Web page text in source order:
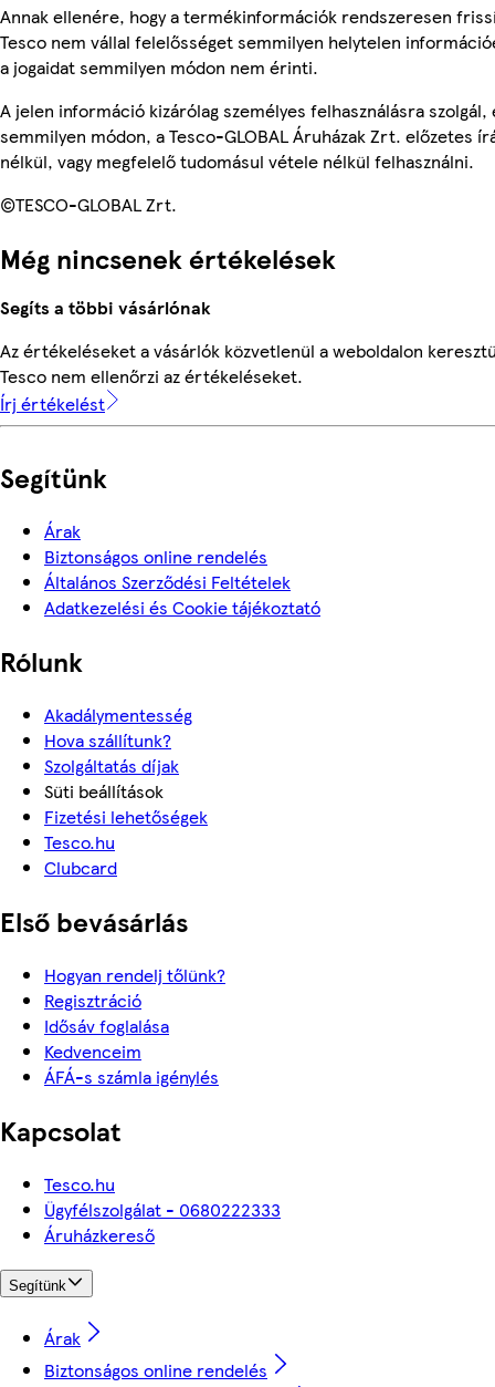
Annak ellenére, hogy a termékinformációk rendszeresen
Tesco nem vállal felelősséget semmilyen helytelen
a jogaidat semmilyen módon nem érinti.
A jelen információ kizárólag személyes felhasználásra
semmilyen módon, a Tesco-GLOBAL Áruházak Zrt. előzetes
nélkül, vagy megfelelő tudomásul vétele nélkül felhasználni.
©TESCO-GLOBAL Zrt.
Még nincsenek értékelések
Segíts a többi vásárlónak
Az értékeléseket a vásárlók közvetlenül a weboldalon
Tesco nem ellenőrzi az értékeléseket.
Írj értékelést
Segítünk
Árak
Biztonságos online rendelés
Általános Szerződési Feltételek
Adatkezelési és Cookie tájékoztató
Rólunk
Akadálymentesség
Hova szállítunk?
Szolgáltatás díjak
Süti beállítások
Fizetési lehetőségek
Tesco.hu
Clubcard
Első bevásárlás
Hogyan rendelj tőlünk?
Regisztráció
Idősáv foglalása
Kedvenceim
ÁFÁ-s számla igénylés
Kapcsolat
Tesco.hu
Ügyfélszolgálat - 0680222333
Áruházkereső
Segítünk
Árak
Biztonságos online rendelés